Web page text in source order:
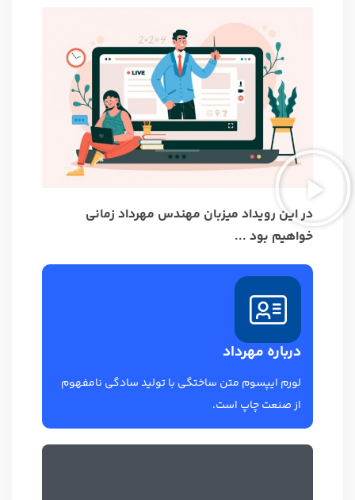
در این رویداد میزبان مهندس مهرداد زمانی
خواهیم بود ...
درباره مهرداد
لورم ایپسوم متن ساختگی با تولید سادگی نامفهوم
از صنعت چاپ است.